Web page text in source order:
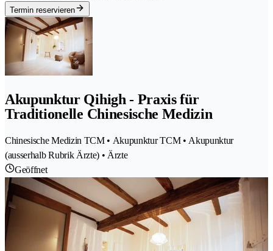
Termin reservieren
Akupunktur Qihigh - Praxis für
Traditionelle Chinesische Medizin
Chinesische Medizin TCM • Akupunktur TCM • Akupunktur
(ausserhalb Rubrik Ärzte) • Ärzte
Geöffnet